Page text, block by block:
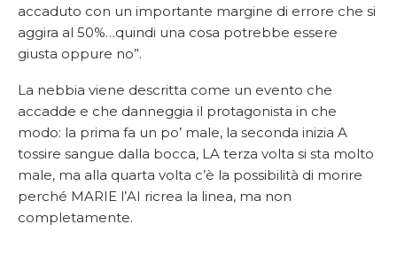
accaduto con un importante margine di errore che si
aggira al 50%…quindi una cosa potrebbe essere
giusta oppure no”.
La nebbia viene descritta come un evento che
accadde e che danneggia il protagonista in che
modo: la prima fa un po’ male, la seconda inizia A
tossire sangue dalla bocca, LA terza volta si sta molto
male, ma alla quarta volta c’è la possibilità di morire
perché MARIE l’AI ricrea la linea, ma non
completamente.